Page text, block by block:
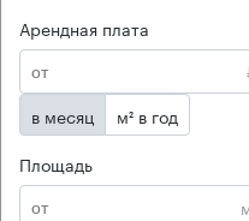
Арендная плата
в месяц
м² в год
Площадь